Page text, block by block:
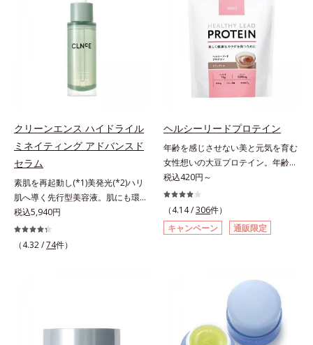
クリーンエンス ハイドライル
ミネイティング アドバンスド
セラム
素肌を再起動し(*1)美発光(*2)ハリ
肌へ導く先行型美容液。肌にも環境
にも、いいことを——。
「CLEANENCE（クリーンエン
ス）」が目指すのは、まっさらな素
めるような加工を行う）」。不要と
税込5,940円
（4.32 /74件）
ヘルシーリードプロテイン
年齢を感じさせない美と元気を育む
女性想いの大豆プロテイン。年齢を
感じさせない美と元気を育む、女性
想いの大豆プロテインです。1杯で
不足しがちなたんぱく質を補えま
す。大人女性の食習慣に基づき質と
量を考え、更年世代の女性に人気の
採用しました。吸収が穏やかで、腹
持ちがいいのもポイントです。体を
作る材料であるたんぱく質12g(*1)
をメインに、美を引き出すコラーゲ
ン5,000mgも配合。さらにリズムを
税込420円～
（4.14 /306件）
キャンペーン
通販限定